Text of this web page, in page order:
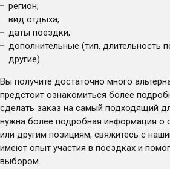
регион;
вид отдыха;
даты поездки;
дополнительные (тип, длительность
другие).
Вы получите достаточно много
предстоит ознакомиться более
сделать заказ на самый подходящий
нужна более подробная информация о
или другим позициям, свяжитесь с
имеют опыт участия в поездках и
выбором.